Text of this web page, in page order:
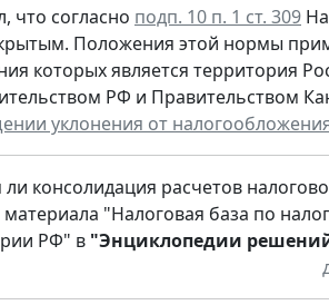
что согласно подп. 10 п. 1 ст. 309
Положения этой нормы
которых является территория
РФ и Правительством
уклонения от
ли консолидация расчетов
материала "Налоговая база по
РФ" в "Энциклопедии